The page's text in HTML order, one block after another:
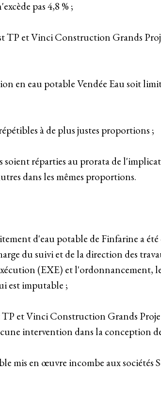
pas 4,8 % ;
TP et Vinci Construction Grands
en eau potable Vendée Eau soit
à de plus justes proportions ;
soient réparties au prorata de
dans les mêmes proportions.
d'eau potable de Finfarine a été
du suivi et de la direction des
(EXE) et l'ordonnancement,
est imputable ;
et Vinci Construction Grands
intervention dans la conception
mis en œuvre incombe aux